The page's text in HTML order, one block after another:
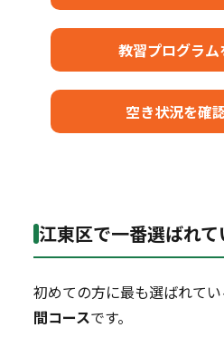
教習プログラム
空き状況を確
江東区で一番選ばれ
初めての方に最も選ばれてい
間コースです。